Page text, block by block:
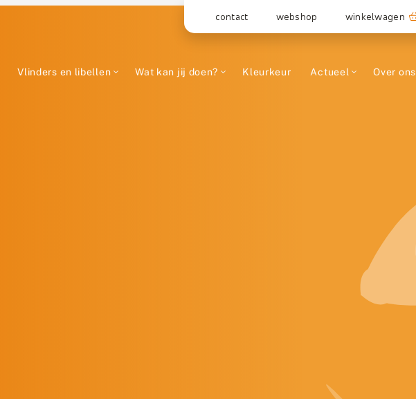
contact webshop winkelwagen
Vlinders en libellen Wat kan jij doen? Kleurkeur Actueel Over ons